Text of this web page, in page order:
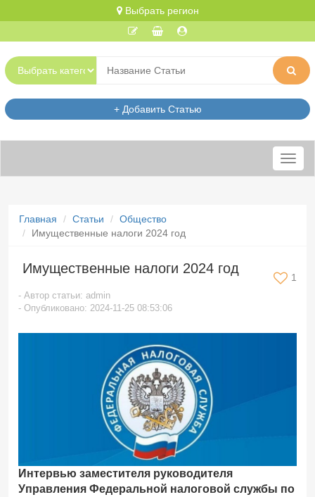
Выбрать регион
+ Добавить Статью
Меню
Главная Статьи
Общество
Имущественные налоги 2024 год
Имущественные налоги 2024 год
1
- Автор статьи: admin
- Опубликовано: 2024-11-25 08:53:06
Интервью заместителя руководителя
Управления Федеральной налоговой службы по